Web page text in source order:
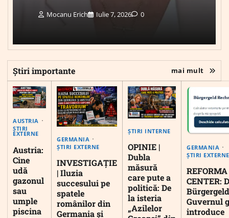
Mocanu Erich Iulie 7, 2026 0
Știri importante mai mult
AUSTRIA
ȘTIRI
EXTERNE
Austria:
Cine
udă
gazonul
sau
umple
piscina
GERMANIA
ȘTIRI EXTERNE
INVESTIGAȚIE
| Iluzia
succesului pe
spatele
românilor din
Germania și
ȘTIRI INTERNE
OPINIE |
Dubla
măsură
care pute a
politică: De
la isteria
„Azilelor
GERMANIA
ȘTIRI EXTERNE
CENTER:
Guvernul
introduce